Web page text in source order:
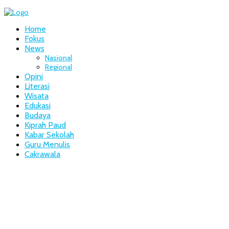
Home
Fokus
News
Nasional
Regional
Opini
Literasi
Wisata
Edukasi
Budaya
Kiprah Paud
Kabar Sekolah
Guru Menulis
Cakrawala